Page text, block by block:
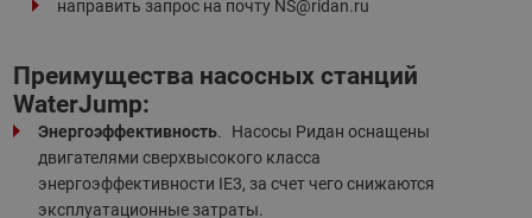
направить запрос на почту NS@ridan.ru
Преимущества насосных станций
WaterJump:
Энергоэффективность. Насосы Ридан оснащены
двигателями сверхвысокого класса
энергоэффективности IE3, за счет чего снижаются
эксплуатационные затраты.